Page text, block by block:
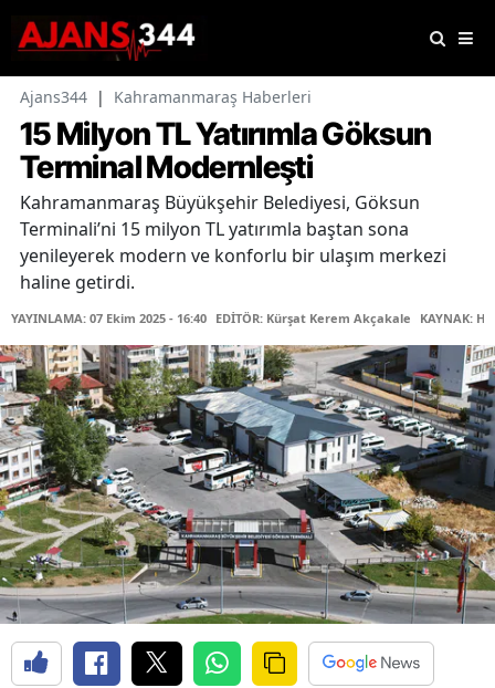
Ajans344 | Kahramanmaraş Haberleri
15 Milyon TL Yatırımla Göksun
Terminal Modernleşti
Kahramanmaraş Büyükşehir Belediyesi, Göksun
Terminali’ni 15 milyon TL yatırımla baştan sona
yenileyerek modern ve konforlu bir ulaşım merkezi
haline getirdi.
YAYINLAMA: 07 Ekim 2025 - 16:40 EDİTÖR: Kürşat Kerem Akçakale KAYNAK: